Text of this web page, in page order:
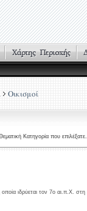
Οικισμοί
Κατηγορία που επιλέξατε.
ιδρύεται τον 7ο αι.π.Χ.